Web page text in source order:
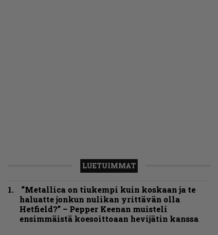
LUETUIMMAT
”Metallica on tiukempi kuin koskaan ja te
haluatte jonkun nulikan yrittävän olla
Hetfield?” – Pepper Keenan muisteli
ensimmäistä koesoittoaan hevijätin kanssa